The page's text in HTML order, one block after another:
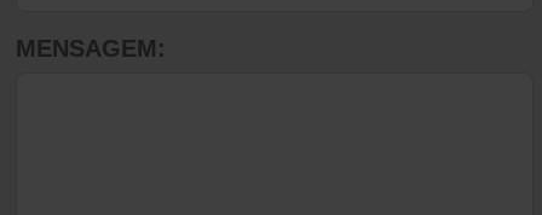
MENSAGEM: